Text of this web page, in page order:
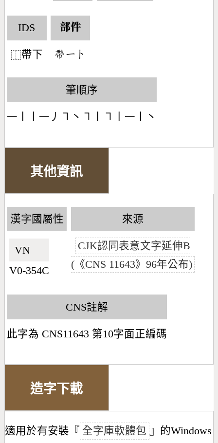
IDS
⿰帶下
部件
󶇱󶀀󶀤
筆順序
一丨丨一丿㇕丶㇕丨㇕丨一丨丶
其他資訊
漢字國屬性
VN🇻🇳
V0-354C
來源
CJK認同表意文字延伸B
(《CNS 11643》96年公布)
CNS註解
此字為 CNS11643 第10字面正編碼
造字下載
適用於有安裝『 全字庫軟體包 』的Windows